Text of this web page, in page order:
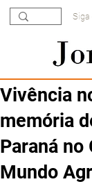
Siga
Vivência
memória
Paraná no
Mundo